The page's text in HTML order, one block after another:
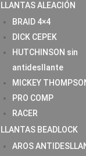
LLANTAS ALEACIÓN
BRAID 4×4
DICK CEPEK
HUTCHINSON sin
antidesllante
MICKEY
PRO COMP
RACER
LLANTAS BEADLOCK
AROS